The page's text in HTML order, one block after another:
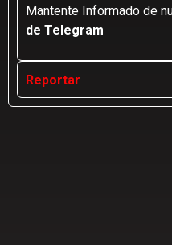
Mantente Informado de
de Telegram
Reportar